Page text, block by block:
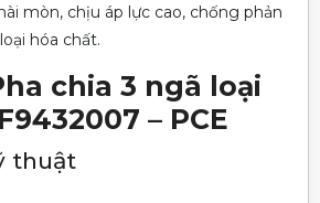
mòn, chịu áp lực cao, chống phản
hóa chất.
chia 3 ngã loại
– PCE
thuật